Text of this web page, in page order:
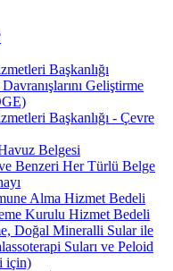
Başkanlığı
Geliştirme
Başkanlığı - Çevre
Belgesi
Benzeri Her Türlü Belge
Alma Hizmet Bedeli
Kurulu Hizmet Bedeli
Doğal Mineralli Sular ile
Suları ve Peloid
için)